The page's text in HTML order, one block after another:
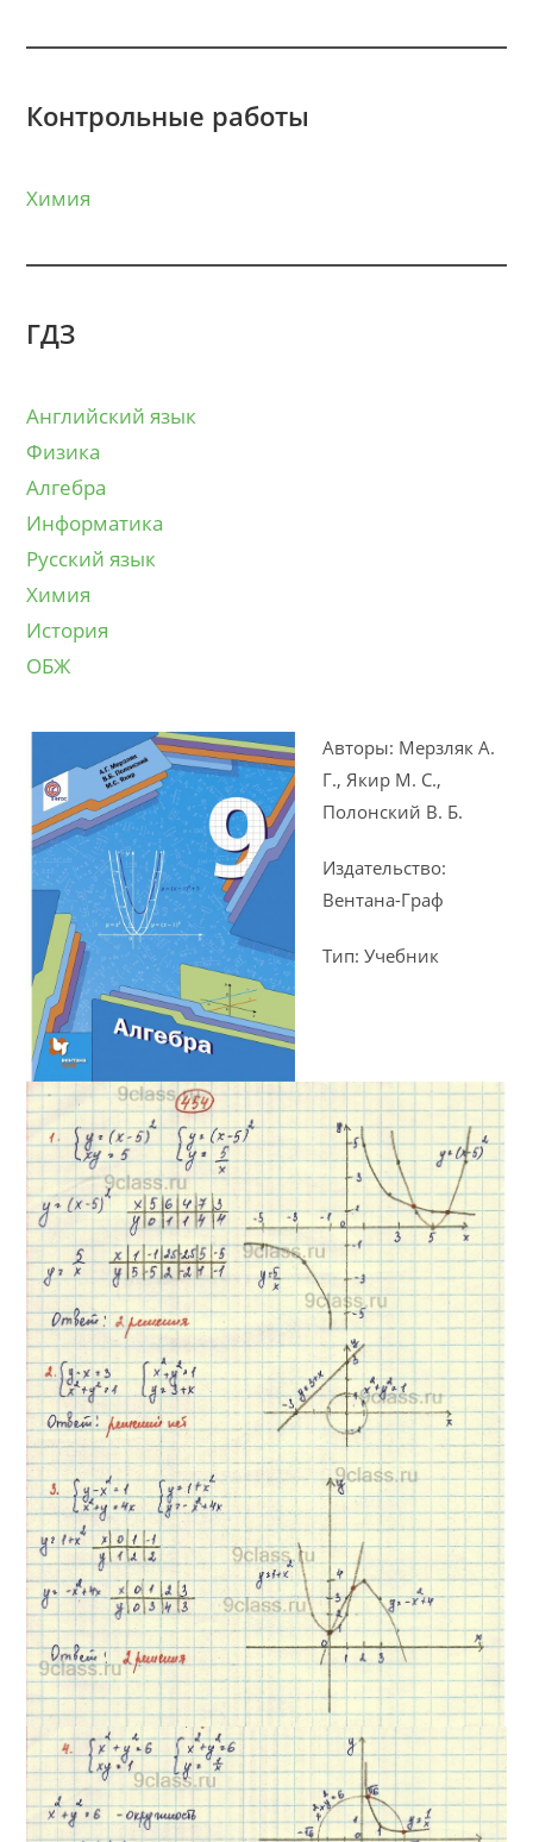
Контрольные работы
Химия
ГДЗ
Английский язык
Физика
Алгебра
Информатика
Русский язык
Химия
История
ОБЖ
Авторы: Мерзляк А.
Г., Якир М. С.,
Полонский В. Б.
Издательство:
Вентана-Граф
Тип: Учебник